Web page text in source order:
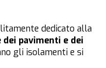
dedicato alla
pavimenti e dei
gli isolamenti e si